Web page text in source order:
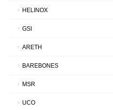
HELINOX
GSI
ARETH
BAREBONES
MSR
UCO